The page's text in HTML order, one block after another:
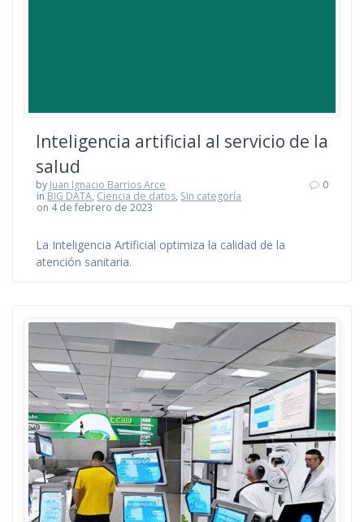
Inteligencia artificial al servicio de la
salud
by Juan Ignacio Barrios Arce
in BIG DATA, Ciencia de datos, Sin categoría
on 4 de febrero de 2023
0
La Inteligencia Artificial optimiza la calidad de la
atención sanitaria.